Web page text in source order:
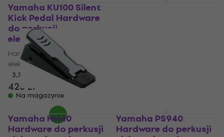
Yamaha KU100 Silent
Kick Pedal Hardware
do perkusji
elektronicznej
Hardware do perkusji
elektronicznej
3,7
426 zł
Na magazynie
Yamaha HH40
Hardware do perkusji
Yamaha PS940
Hardware do perkusji